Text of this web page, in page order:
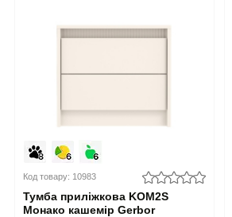
Код товару: 10983
Тумба приліжкова KOM2S
Монако кашемір Gerbor